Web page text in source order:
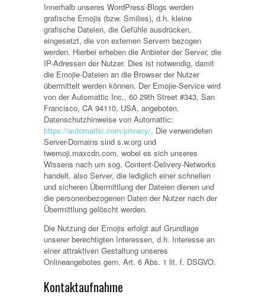
Innerhalb unseres WordPress-Blogs werden
grafische Emojis (bzw. Smilies), d.h. kleine
grafische Dateien, die Gefühle ausdrücken,
eingesetzt, die von externen Servern bezogen
werden. Hierbei erheben die Anbieter der Server, die
IP-Adressen der Nutzer. Dies ist notwendig, damit
die Emojie-Dateien an die Browser der Nutzer
übermittelt werden können. Der Emojie-Service wird
von der Automattic Inc., 60 29th Street #343, San
Francisco, CA 94110, USA, angeboten.
Datenschutzhinweise von Automattic:
https://automattic.com/privacy/. Die verwendeten
Server-Domains sind s.w.org und
twemoji.maxcdn.com, wobei es sich unseres
Wissens nach um sog. Content-Delivery-Networks
handelt, also Server, die lediglich einer schnellen
und sicheren Übermittlung der Dateien dienen und
die personenbezogenen Daten der Nutzer nach der
Übermittlung gelöscht werden.
Die Nutzung der Emojis erfolgt auf Grundlage
unserer berechtigten Interessen, d.h. Interesse an
einer attraktiven Gestaltung unseres
Onlineangebotes gem. Art. 6 Abs. 1 lit. f. DSGVO.
Kontaktaufnahme